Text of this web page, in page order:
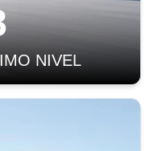
NIVEL